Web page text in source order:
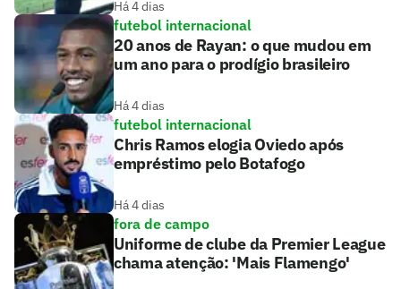
Há 4 dias
futebol internacional
20 anos de Rayan: o que mudou em
um ano para o prodígio brasileiro
Há 4 dias
futebol internacional
Chris Ramos elogia Oviedo após
empréstimo pelo Botafogo
Há 4 dias
fora de campo
Uniforme de clube da Premier League
chama atenção: 'Mais Flamengo'